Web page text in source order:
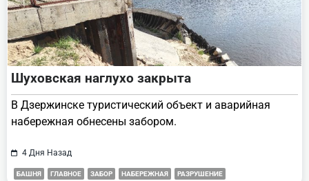
Шуховская наглухо закрыта
В Дзержинске туристический объект и аварийная
набережная обнесены забором.
4 Дня Назад
БАШНЯ ГЛАВНОЕ ЗАБОР НАБЕРЕЖНАЯ РАЗРУШЕНИЕ